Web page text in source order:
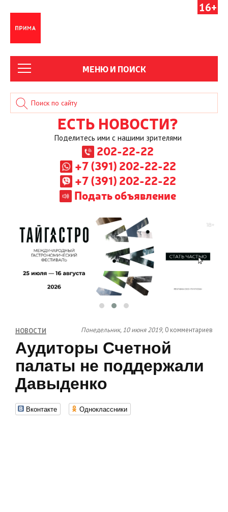
16+
МЕНЮ И ПОИСК
ЕСТЬ НОВОСТИ?
Поделитесь ими с нашими зрителями
202-22-22
+7 (391) 202-22-22
+7 (391) 202-22-22
Подать объявление
НОВОСТИ Понедельник, 10 июня 2019, 0 комментариев
Аудиторы Счетной
палаты не поддержали
Давыденко
Вконтакте Одноклассники